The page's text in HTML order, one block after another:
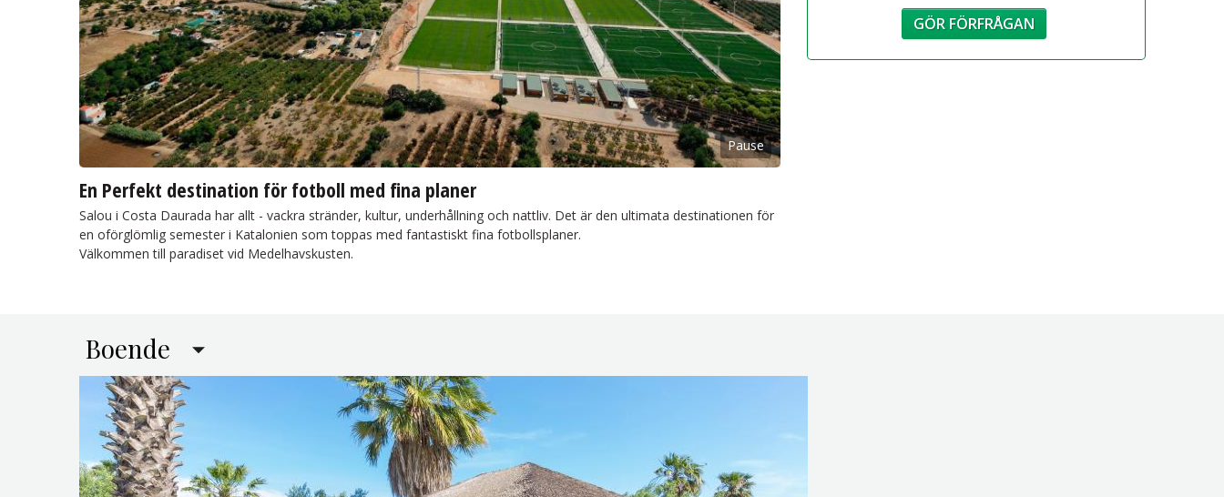
Pause
En Perfekt destination för fotboll med fina planer
Salou i Costa Daurada har allt - vackra stränder, kultur, underhållning och nattliv. Det är den ultimata destinationen för
en oförglömlig semester i Katalonien som toppas med fantastiskt fina fotbollsplaner.
Välkommen till paradiset vid Medelhavskusten.
GÖR FÖRFRÅGAN
Boende